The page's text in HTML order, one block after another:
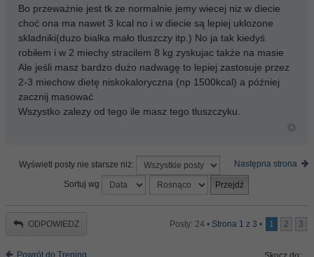
Bo przeważnie jest tk ze normalnie jemy wiecej niz w diecie
choć ona ma nawet 3 kcal no i w diecie są lepiej uklozone
skladniki(duzo bialka mało tluszczy itp.) No ja tak kiedyś
robiłem i w 2 miechy stracilem 8 kg zyskujac także na masie
Ale jeśli masz bardzo dużo nadwagę to lepiej zastosuje przez
2-3 miechow dietę niskokaloryczna (np 1500kcal) a później
zacznij masować
Wszystko zalezy od tego ile masz tego tluszczyku.
Następna strona
Wyświetl posty nie starsze niż:
Sortuj wg
ODPOWIEDZ Posty: 24 • Strona 1 z 3 • 1 2 3
Powrót do Trening